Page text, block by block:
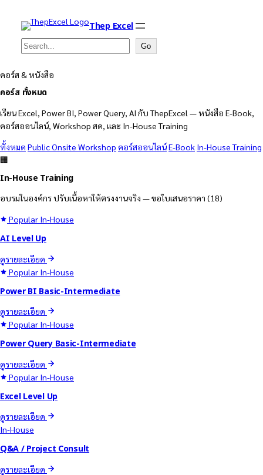
Thep Excel
Search Go
คอร์ส & หนังสือ
คอร์ส ทั้งหมด
เรียน Excel, Power BI, Power Query, AI กับ ThepExcel — หนังสือ E-Book,
คอร์สออนไลน์, Workshop สด, และ In-House Training
ทั้งหมด Public Onsite Workshop คอร์สออนไลน์E-Book In-House Training
🏢
In-House Training
อบรมในองค์กร ปรับเนื้อหาให้ตรงงานจริง — ขอใบเสนอราคา (18)
Popular In-House
AI Level Up
ดูรายละเอียด
Popular In-House
Power BI Basic-Intermediate
ดูรายละเอียด
Popular In-House
Power Query Basic-Intermediate
ดูรายละเอียด
Popular In-House
Excel Level Up
ดูรายละเอียด
In-House
Q&A / Project Consult
ดูรายละเอียด